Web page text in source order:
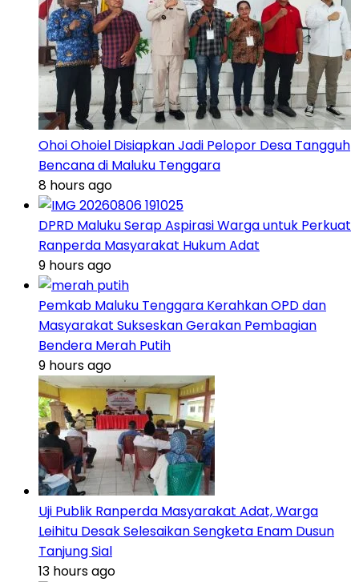
Ohoi Ohoiel Disiapkan Jadi Pelopor Desa Tangguh
Bencana di Maluku Tenggara
8 hours ago
DPRD Maluku Serap Aspirasi Warga untuk Perkuat
Ranperda Masyarakat Hukum Adat
9 hours ago
Pemkab Maluku Tenggara Kerahkan OPD dan
Masyarakat Sukseskan Gerakan Pembagian
Bendera Merah Putih
9 hours ago
Uji Publik Ranperda Masyarakat Adat, Warga
Leihitu Desak Selesaikan Sengketa Enam Dusun
Tanjung Sial
13 hours ago